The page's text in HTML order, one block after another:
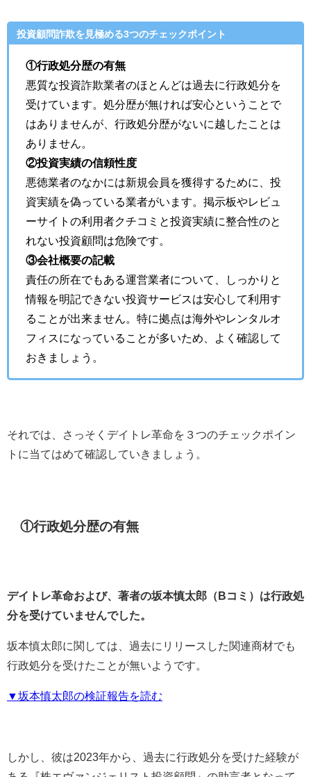
投資顧問詐欺を見極める3つのチェックポイント
①行政処分歴の有無
悪質な投資詐欺業者のほとんどは過去に行政処分を
受けています。処分歴が無ければ安心ということで
はありませんが、行政処分歴がないに越したことは
ありません。
②投資実績の信頼性度
悪徳業者のなかには新規会員を獲得するために、投
資実績を偽っている業者がいます。掲示板やレビュ
ーサイトの利用者クチコミと投資実績に整合性のと
れない投資顧問は危険です。
③会社概要の記載
責任の所在でもある運営業者について、しっかりと
情報を明記できない投資サービスは安心して利用す
ることが出来ません。特に拠点は海外やレンタルオ
フィスになっていることが多いため、よく確認して
おきましょう。
それでは、さっそくデイトレ革命を３つのチェックポイン
トに当てはめて確認していきましょう。
①行政処分歴の有無
デイトレ革命および、著者の坂本慎太郎（Bコミ）は行政処
分を受けていませんでした。
坂本慎太郎に関しては、過去にリリースした関連商材でも
行政処分を受けたことが無いようです。
▼坂本慎太郎の検証報告を読む
しかし、彼は2023年から、過去に行政処分を受けた経験が